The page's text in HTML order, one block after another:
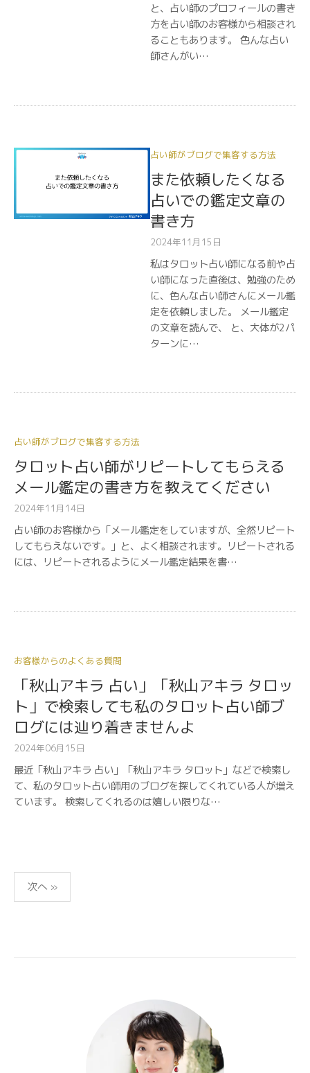
と、占い師のプロフィールの書き
方を占い師のお客様から相談され
ることもあります。 色んな占い
師さんがい…
占い師がブログで集客する方法
また依頼したくなる
占いでの鑑定文章の
書き方
2024年11月15日
私はタロット占い師になる前や占
い師になった直後は、勉強のため
に、色んな占い師さんにメール鑑
定を依頼しました。 メール鑑定
の文章を読んで、 と、大体が2パ
ターンに…
占い師がブログで集客する方法
タロット占い師がリピートしてもらえる
メール鑑定の書き方を教えてください
2024年11月14日
占い師のお客様から「メール鑑定をしていますが、全然リピート
してもらえないです。」と、よく相談されます。リピートされる
には、リピートされるようにメール鑑定結果を書…
お客様からのよくある質問
「秋山アキラ 占い」「秋山アキラ タロッ
ト」で検索しても私のタロット占い師ブ
ログには辿り着きませんよ
2024年06月15日
最近「秋山アキラ 占い」「秋山アキラ タロット」などで検索し
て、私のタロット占い師用のブログを探してくれている人が増え
ています。 検索してくれるのは嬉しい限りな…
投
稿
次へ »